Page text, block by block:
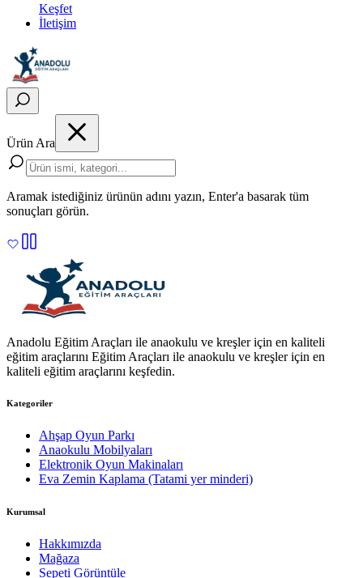
Keşfet
İletişim
Ürün Ara
Aramak istediğiniz ürünün adını yazın, Enter'a basarak tüm
sonuçları görün.
Anadolu Eğitim Araçları ile anaokulu ve kreşler için en kaliteli
eğitim araçlarını Eğitim Araçları ile anaokulu ve kreşler için en
kaliteli eğitim araçlarını keşfedin.
Kategoriler
Ahşap Oyun Parkı
Anaokulu Mobilyaları
Elektronik Oyun Makinaları
Eva Zemin Kaplama (Tatami yer minderi)
Kurumsal
Hakkımızda
Mağaza
Sepeti Görüntüle